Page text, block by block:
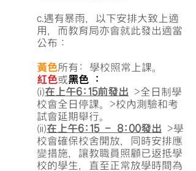
c.遇有暴雨，以下安排大致上適
用，而教育局亦會就此發出適當
公布：
黃色所有: 學校照常上課。
紅色或黑色 :
(i)在上午6:15前發出 >全日制學
校會全日停課。 >校內測驗和考
試會延期舉行。
(ii)在上午6:15 - 8:00發出 >學
校會確保校舍開放，同時安排應
變措施，讓教職員照顧已返抵學
校的學生，直至正常放學時間為